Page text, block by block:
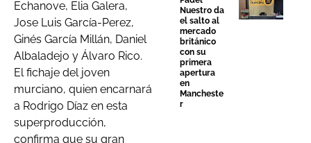
Echanove, Elia Galera,
Jose Luis García-Perez,
Ginés García Millán, Daniel
Albaladejo y Álvaro Rico.
El fichaje del joven
murciano, quien encarnará
a Rodrigo Díaz en esta
superproducción,
confirma que su gran
Nuestro da
el salto al
mercado
británico
con su
primera
apertura
en
Mancheste
r